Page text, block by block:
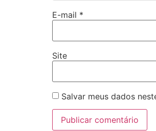
E-mail *
Site
Salvar meus dados